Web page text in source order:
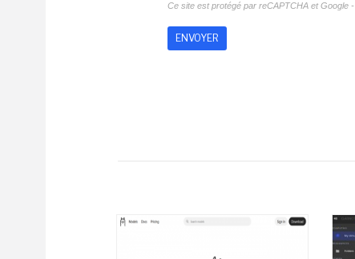
Ce site est protégé par reCAPTCHA et Google -